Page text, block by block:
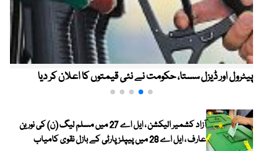
پیٹرول اور ڈیزل سستا، حکومت نے نئی قیمتوں کا اعلان کر دیا
آزاد کشمیر الیکشن ، ایل اے 27 میں مسلم لیگ (ن) کی نورین
عارف ، ایل اے 28 میں پیپلز پارٹی کے بازل نقوی کامیاب